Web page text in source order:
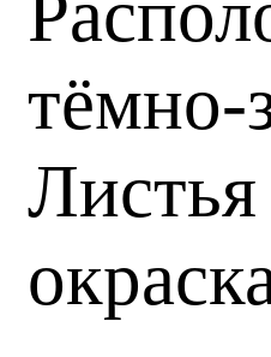
тёмно-